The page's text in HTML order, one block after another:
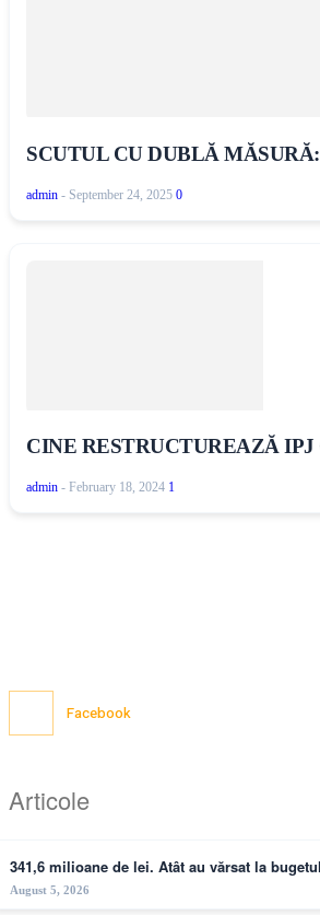
SCUTUL CU DUBLĂ
admin - September 24, 2025 0
CINE RESTRUCTUREAZĂ
admin - February 18, 2024 1
Facebook
Articole
341,6 milioane de lei. Atât au vărsat la
August 5, 2026